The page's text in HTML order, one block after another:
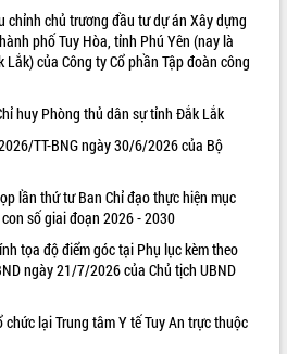
chỉnh chủ trương đầu tư dự án Xây dựng
phố Tuy Hòa, tỉnh Phú Yên (nay là
của Công ty Cổ phần Tập đoàn công
huy Phòng thủ dân sự tỉnh Đắk Lắk
TT-BNG ngày 30/6/2026 của Bộ
lần thứ tư Ban Chỉ đạo thực hiện mục
số giai đoạn 2026 - 2030
tọa độ điểm góc tại Phụ lục kèm theo
ngày 21/7/2026 của Chủ tịch UBND
chức lại Trung tâm Y tế Tuy An trực thuộc